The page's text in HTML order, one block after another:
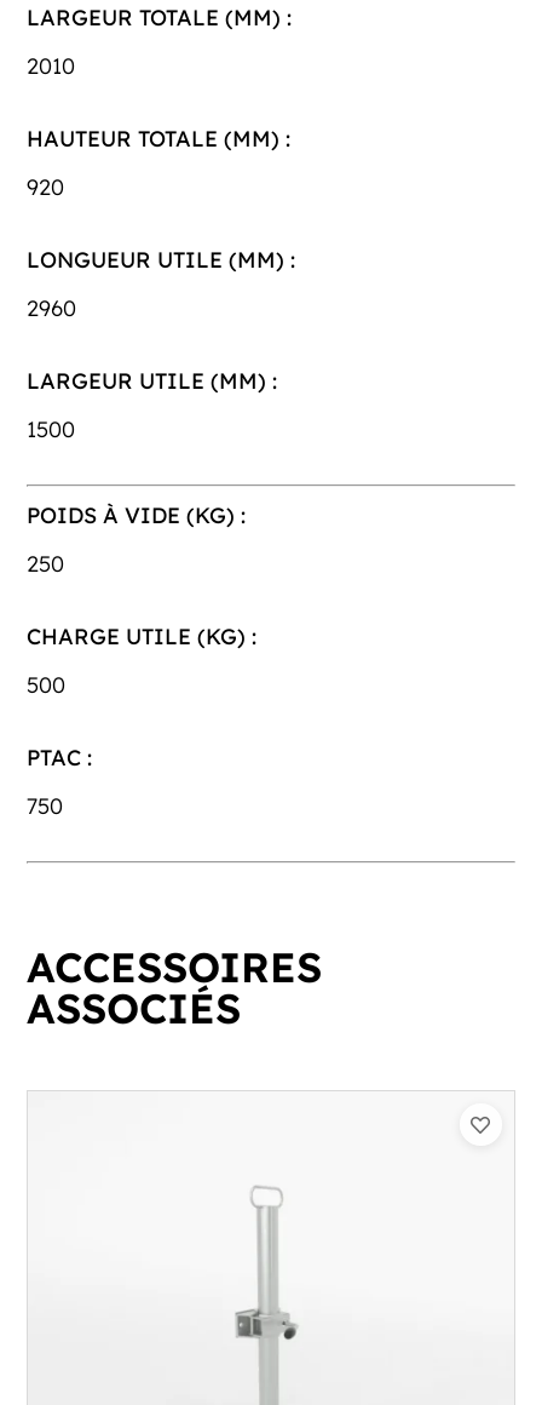
LARGEUR TOTALE (MM) :
2010
HAUTEUR TOTALE (MM) :
920
LONGUEUR UTILE (MM) :
2960
LARGEUR UTILE (MM) :
1500
POIDS À VIDE (KG) :
250
CHARGE UTILE (KG) :
500
PTAC :
750
ACCESSOIRES
ASSOCIÉS